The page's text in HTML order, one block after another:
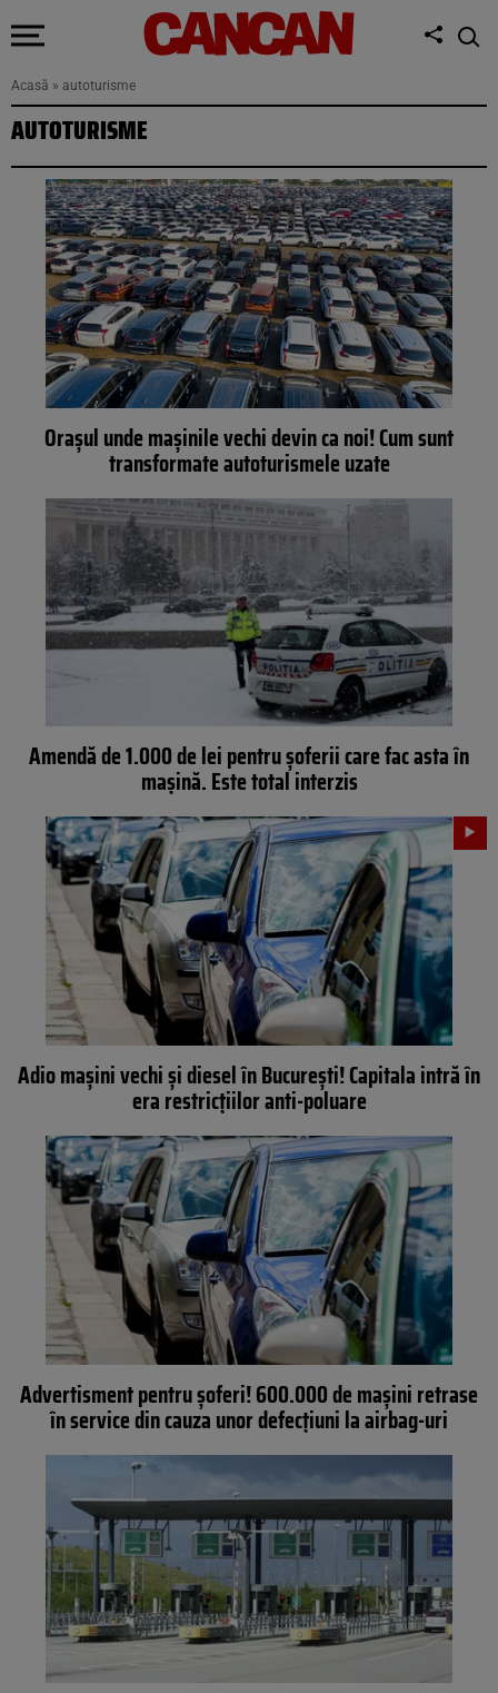
Acasă » autoturisme
AUTOTURISME
Orașul unde mașinile vechi devin ca noi! Cum sunt
transformate autoturismele uzate
Amendă de 1.000 de lei pentru șoferii care fac asta în
mașină. Este total interzis
Adio mașini vechi și diesel în București! Capitala intră în
era restricțiilor anti-poluare
Advertisment pentru șoferi! 600.000 de mașini retrase
în service din cauza unor defecțiuni la airbag-uri